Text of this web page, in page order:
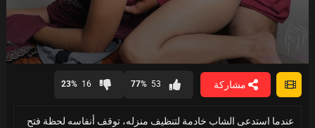
مشاركة 53
77%
16
23%
عندما استدعى الشاب خادمة لتنظيف منزله، توقف أنفاسه لحظة فتح